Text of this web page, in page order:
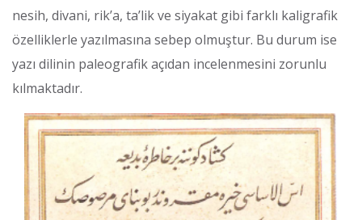
nesih, divani, rik’a, ta’lik ve siyakat gibi farklı kaligrafik
özelliklerle yazılmasına sebep olmuştur. Bu durum ise
yazı dilinin paleografik açıdan incelenmesini zorunlu
kılmaktadır.
Görsel